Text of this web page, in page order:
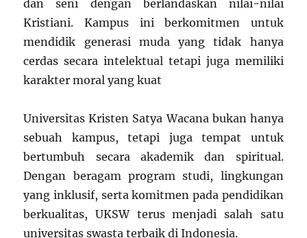
dan seni dengan berlandaskan nilai-nilai
Kristiani. Kampus ini berkomitmen untuk
mendidik generasi muda yang tidak hanya
cerdas secara intelektual tetapi juga memiliki
karakter moral yang kuat
Universitas Kristen Satya Wacana bukan hanya
sebuah kampus, tetapi juga tempat untuk
bertumbuh secara akademik dan spiritual.
Dengan beragam program studi, lingkungan
yang inklusif, serta komitmen pada pendidikan
berkualitas, UKSW terus menjadi salah satu
universitas swasta terbaik di Indonesia.